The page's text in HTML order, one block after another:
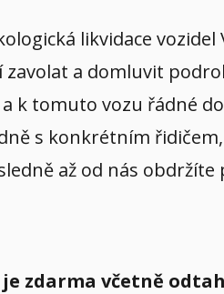
likvidace
a domluvit
k tomuto vozu řádné
s konkrétním
až od nás
zdarma včetně